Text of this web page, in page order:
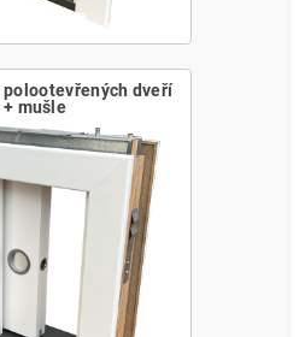
polootevřených dveří
+ mušle